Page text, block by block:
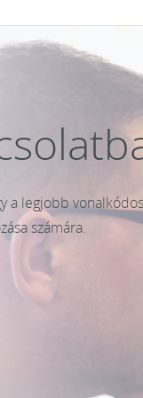
a legjobb vonalkódos
számára.